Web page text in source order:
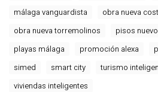
málaga vanguardista
obra nueva
obra nueva torremolinos
pisos
playas málaga
promoción alexa
simed
smart city turismo
viviendas inteligentes